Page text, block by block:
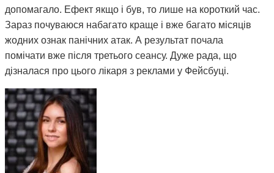
допомагало. Ефект якщо і був, то лише на короткий час.
Зараз почуваюся набагато краще і вже багато місяців
жодних ознак панічних атак. А результат почала
помічати вже після третього сеансу. Дуже рада, що
дізналася про цього лікаря з реклами у Фейсбуці.